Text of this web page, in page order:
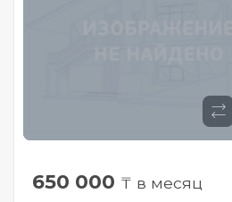
650 000 ₸ в месяц